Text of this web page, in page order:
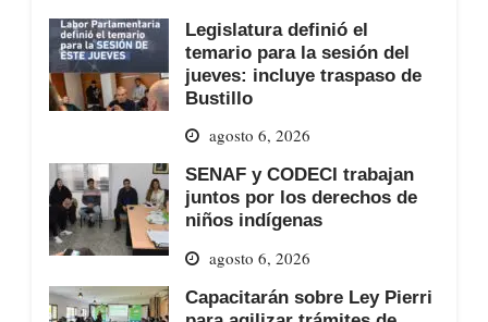
Legislatura definió el
temario para la sesión del
jueves: incluye traspaso de
Bustillo
agosto 6, 2026
SENAF y CODECI trabajan
juntos por los derechos de
niños indígenas
agosto 6, 2026
Capacitarán sobre Ley Pierri